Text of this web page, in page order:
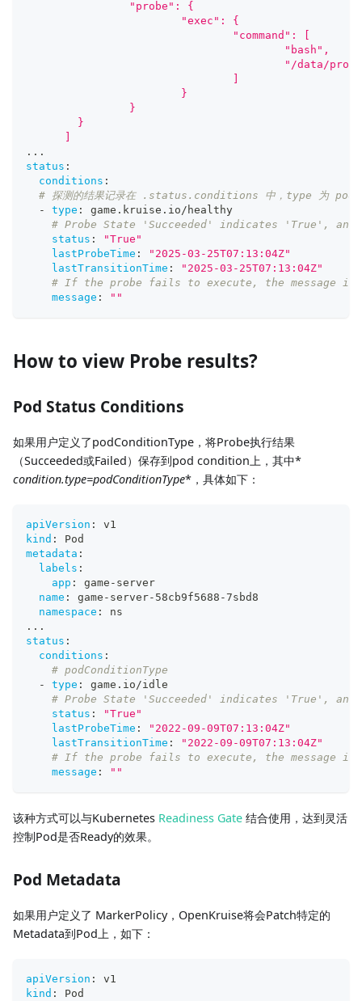
      		"probe": {
      			"exec": {
      				"command": [
      					"bash",
"/data/
      			}
      		}
      	}
...
status :
conditions :
# 探测的结果记录在 .status.conditions 中，type 为
-
type :
game.kruise.io/healthy
# Probe State 'Succeeded' indicates 'True',
status :
"True"
lastProbeTime :
"2025-03-25T07:13:04Z"
lastTransitionTime :
"2025-03-25T07:13:04Z"
# If the probe fails to execute, the message is
message : ""
How to view Probe results?
Pod Status Conditions
如果用户定义了podConditionType，将Probe执行结果
（Succeeded或Failed）保存到pod condition上，其中*
condition.type=podConditionType*，具体如下：
apiVersion :
v1
kind :
Pod
metadata :
labels :
app : game - server
name : game - server- 58cb9f5688 -7sbd8
namespace :
ns
...
status :
conditions :
# podConditionType
-
type :
game.io/idle
# Probe State 'Succeeded' indicates 'True',
status :
"True"
lastProbeTime :
"2022-09-09T07:13:04Z"
lastTransitionTime :
"2022-09-09T07:13:04Z"
# If the probe fails to execute, the message is
message : ""
该种方式可以与Kubernetes Readiness Gate 结合使用，达到灵活
控制Pod是否Ready的效果。
Pod Metadata
如果用户定义了 MarkerPolicy，OpenKruise将会Patch特定的
Metadata到Pod上，如下：
apiVersion :
v1
kind :
Pod